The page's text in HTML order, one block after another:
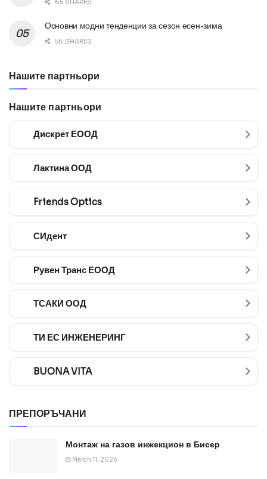
65 SHARES
Основни модни тенденции за сезон есен-зима
56 SHARES
Нашите партньори
Нашите партньори
Дискрет ЕООД
Лактина ООД
Friends Optics
СИдент
Рувен Транс ЕООД
ТСАКИ ООД
ТИ ЕС ИНЖЕНЕРИНГ
BUONA VITA
ПРЕПОРЪЧАНИ
Монтаж на газов инжекцион в Бисер
March 11, 2026